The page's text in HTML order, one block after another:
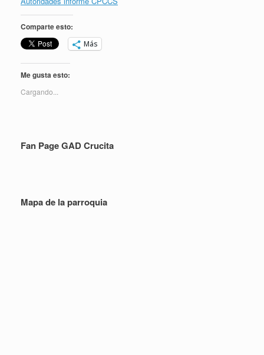
Comparte esto:
Más
Me gusta esto:
Cargando...
Fan Page GAD Crucita
Mapa de la parroquia